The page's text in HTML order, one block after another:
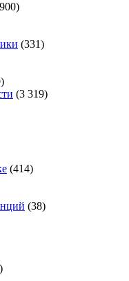
(331)
(3 319)
(414)
(38)